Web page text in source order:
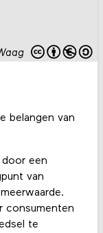
belangen van
door een
van
consumenten
te